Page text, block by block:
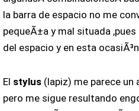
la barra de espacio no me
pequeÃ±a y mal situada
del espacio y en esta
El stylus (lapiz) me parece
pero me sigue resultando